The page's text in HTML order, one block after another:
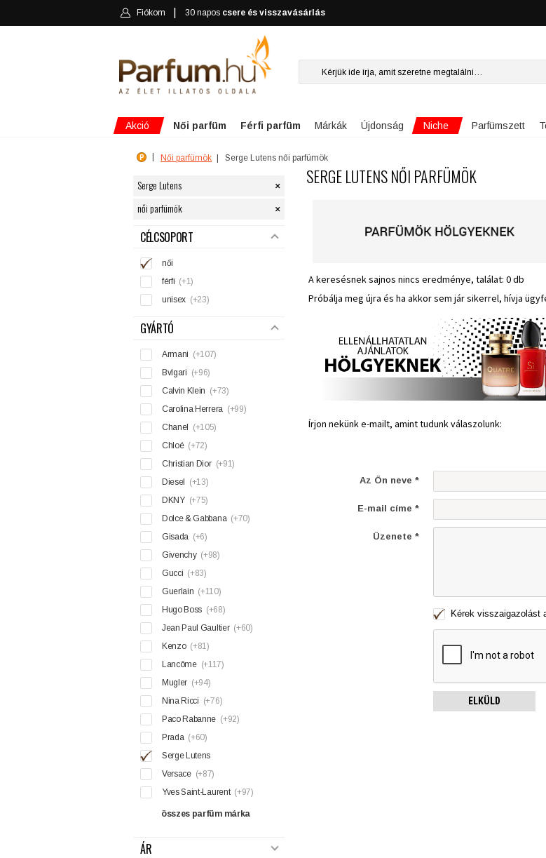
Fiókom 30 napos csere és visszavásárlás
Akció Női parfüm Férfi parfüm Márkák Újdonság Niche Parfümszett
Női parfümök Serge Lutens női parfümök
Serge Lutens ×
női parfümök ×
SZŰRÉS
CÉLCSOPORT
női
férfi (+1)
unisex (+23)
GYÁRTÓ
Armani (+107)
Bvlgari (+96)
Calvin Klein (+73)
Carolina Herrera (+99)
Chanel
(+105)
Chloé (+72)
Christian Dior (+91)
Diesel
(+13)
DKNY (+75)
Dolce & Gabbana (+70)
Gisada (+6)
Givenchy (+98)
Gucci (+83)
Guerlain (+110)
Hugo Boss (+68)
Jean Paul Gaultier (+60)
Kenzo (+81)
Lancôme (+117)
Mugler (+94)
Nina Ricci (+76)
Paco Rabanne (+92)
Prada (+60)
Serge Lutens
Versace (+87)
Yves Saint-Laurent (+97)
összes parfüm márka
ÁR
SERGE LUTENS NŐI PARFÜMÖK
A keresésnek sajnos nincs eredménye, találat: 0 db
Próbálja meg újra és ha akkor sem jár sikerrel, hívja
Írjon nekünk e-mailt, amint tudunk válaszolunk:
Az Ön neve *
E-mail címe *
Üzenete *
Kérek visszaigazolást
ELKÜLD